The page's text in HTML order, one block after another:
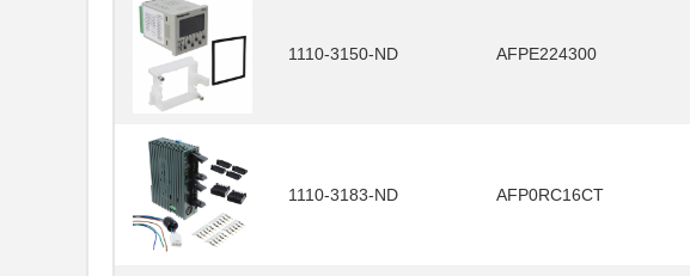
1110-3150-ND AFPE224300
1110-3183-ND AFP0RC16CT